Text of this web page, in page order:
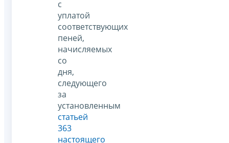
с
уплатой
соответствующих
пеней,
начисляемых
со
дня,
следующего
за
установленным
статьей
363
настоящего